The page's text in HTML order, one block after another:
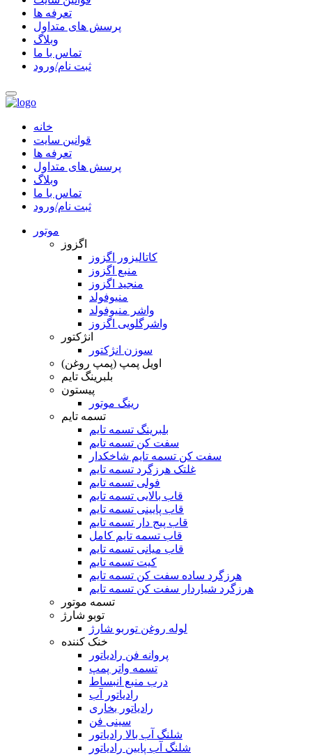
تعرفه ها
پرسش های متداول
وبلاگ
تماس با ما
ثبت نام/ورود
خانه
قوانین سایت
تعرفه ها
پرسش های متداول
وبلاگ
تماس با ما
ثبت نام/ورود
موتور
اگزوز
کاتالیزور اگزوز
منبع اگزوز
منجید اگزوز
منیوفولد
واشر منیوفولد
واشرگلویی اگزوز
انژکتور
سوزن انژکتور
اویل پمپ (پمپ روغن)
بلبرینگ تایم
پیستون
رینگ موتور
تسمه تایم
بلبرینگ تسمه تایم
سفت کن تسمه تایم
سفت کن تسمه تایم شاخکدار
غلتک هرزگرد تسمه تایم
فولی تسمه تایم
قاب بالایی تسمه تایم
قاب پایینی تسمه تایم
قاب پیج دار تسمه تایم
قاب تسمه تایم کامل
قاب میانی تسمه تایم
کیت تسمه تایم
هرزگرد ساده سفت کن تسمه تایم
هرزگرد شیاردار سفت کن تسمه تایم
تسمه موتور
توبو شارژ
لوله روغن توربو شارژ
خنک کننده
پروانه فن رادیاتور
تسمه واتر پمپ
درب منبع انبساط
رادیاتور آب
رادیاتور بخاری
سینی فن
شلنگ آب بالا رادیاتور
شلنگ آب پایین رادیاتور